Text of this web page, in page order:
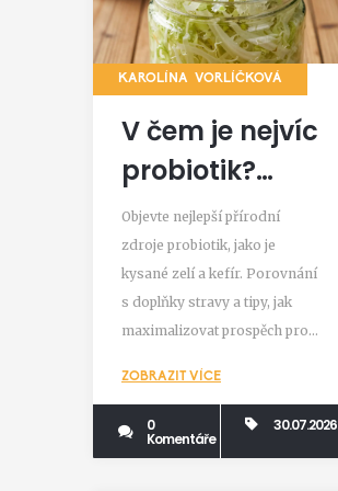
KAROLÍNA VORLÍČKOVÁ
V čem je nejvíc
probiotik?
Nejlepší
přírodní zdroje
a doplňky pro
střeva
Objevte nejlepší přírodní
zdroje probiotik, jako je
kysané zelí a kefír. Porovnání
s doplňky stravy a tipy, jak
maximalizovat prospěch pro
ZOBRAZIT VÍCE
0
Komentáře
30.07.2026